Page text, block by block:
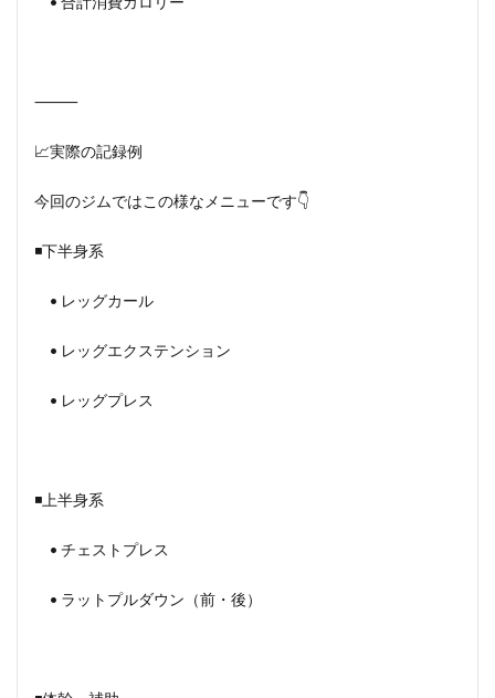
⸻
📈実際の記録例
今回のジムではこの様なメニューです👇
◾️下半身系
• レッグカール
• レッグエクステンション
• レッグプレス
◾️上半身系
• チェストプレス
• ラットプルダウン（前・後）